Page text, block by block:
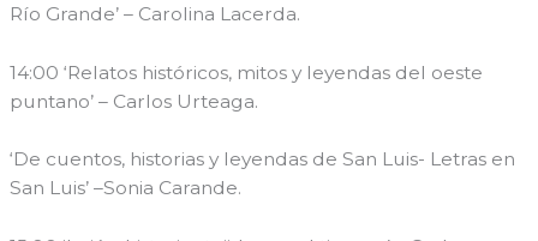
Río Grande’ – Carolina Lacerda.
14:00 ‘Relatos históricos, mitos y leyendas del oeste
puntano’ – Carlos Urteaga.
‘De cuentos, historias y leyendas de San Luis- Letras en
San Luis’ –Sonia Carande.